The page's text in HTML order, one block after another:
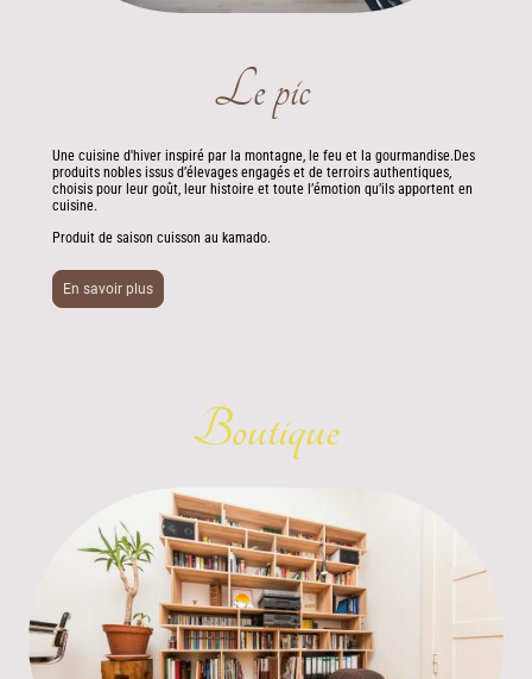
Le pic
Une cuisine d'hiver inspiré par la montagne, le feu et la gourmandise. Des
produits nobles issus d’élevages engagés et de terroirs authentiques,
choisis pour leur goût, leur histoire et toute l’émotion qu’ils apportent en
cuisine.
Produit de saison cuisson au kamado.
En savoir plus
Boutique